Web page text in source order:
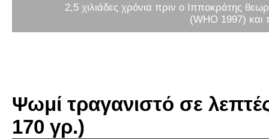
2,5 χιλιάδες χρόνια πριν ο Ιπποκράτης
(WHO 1997) και
Ψωμί τραγανιστό σε
170 γρ.)